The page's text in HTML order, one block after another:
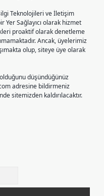
Teknolojileri ve İletişim
Yer Sağlayıcı olarak hizmet
proaktif olarak denetleme
Ancak, üyelerimiz
olup, siteye üye olarak
düşündüğünüz
adresine bildirmeniz
sitemizden kaldırılacaktır.